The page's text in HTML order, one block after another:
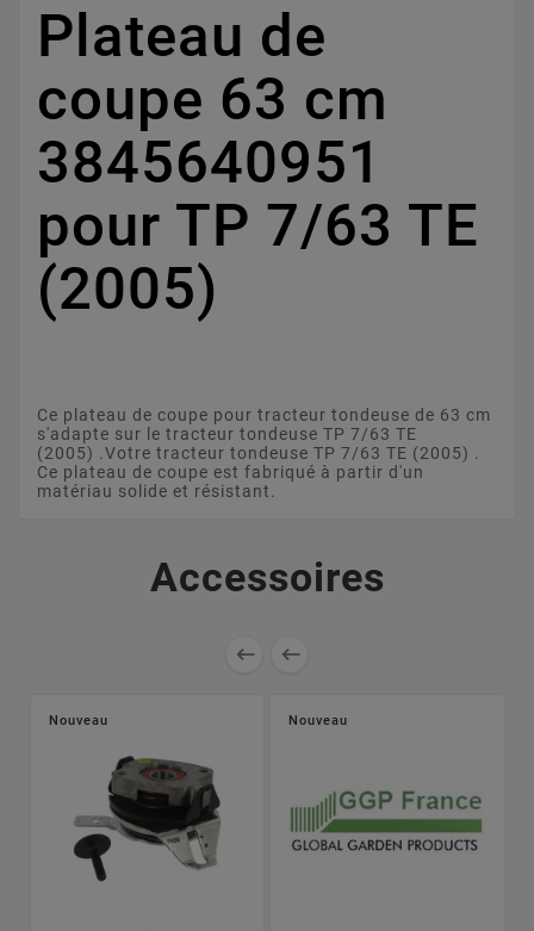
Plateau de
coupe 63 cm
3845640951
pour TP 7/63 TE
(2005)
Ce plateau de coupe pour tracteur tondeuse de 63 cm
s'adapte sur le tracteur tondeuse TP 7/63 TE
(2005) .Votre tracteur tondeuse TP 7/63 TE (2005) .
Ce plateau de coupe est fabriqué à partir d'un
matériau solide et résistant.
Accessoires
 
Nouveau Nouveau